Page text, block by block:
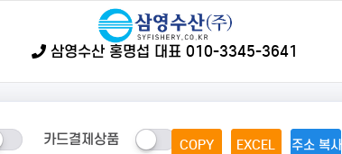
삼영수산 홍명섭 대표 010-3345-3641
카드결제상품 COPY EXCEL 주소 복사